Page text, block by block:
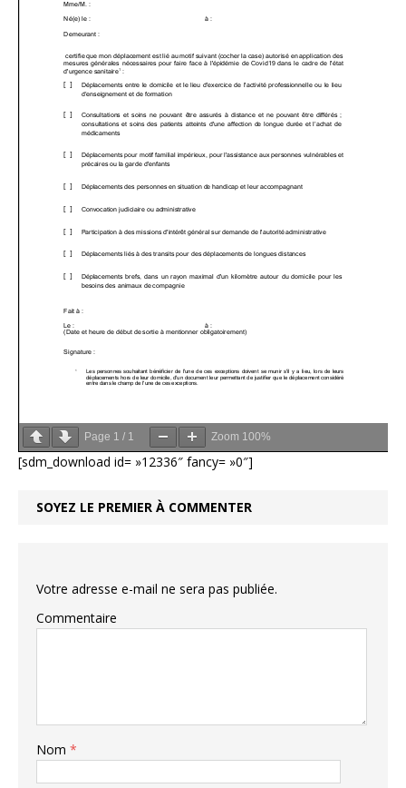
Page 1 / 1 Zoom 100%
[sdm_download id= »12336″ fancy= »0″]
SOYEZ LE PREMIER À COMMENTER
Votre adresse e-mail ne sera pas publiée.
Commentaire
Nom *